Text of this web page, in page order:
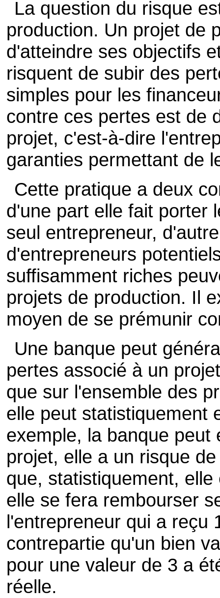
La question du risque
production. Un projet de
d'atteindre ses objectifs
risquent de subir des
simples pour les
contre ces pertes est de
projet, c'est-à-dire
garanties permettant de
Cette pratique a deux
d'une part elle fait porter
seul entrepreneur,
d'entrepreneurs
suffisamment riches
projets de production. Il
moyen de se prémunir
Une banque peut
pertes associé à un
que sur l'ensemble des
elle peut statistiquement
exemple, la banque
projet, elle a un risque
que, statistiquement,
elle se fera rembourser
l'entrepreneur qui a reçu
contrepartie qu'un bien
pour une valeur de 3 a
réelle.